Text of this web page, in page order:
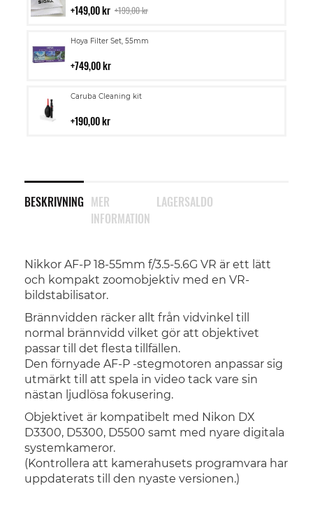
149,00 kr 199,00 kr
i
Hoya Filter Set, 55mm
749,00 kr
Lägg
i
Caruba Cleaning kit
190,00 kr
Lägg
i
BESKRIVNING
Nikkor AF-P 18-55mm f/3.5-5.6G VR är ett lätt
och kompakt zoomobjektiv med en VR-
bildstabilisator.
Brännvidden räcker allt från vidvinkel till
normal brännvidd vilket gör att objektivet
passar till det flesta tillfällen.
Den förnyade AF-P -stegmotoren anpassar sig
utmärkt till att spela in video tack vare sin
nästan ljudlösa fokusering.
Objektivet är kompatibelt med Nikon DX
D3300, D5300, D5500 samt med nyare digitala
systemkameror.
(Kontrollera att kamerahusets programvara har
uppdaterats till den nyaste versionen.)
MER
INFORMATION
LAGERSALDO